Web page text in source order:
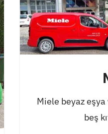
Miele beyaz
beş